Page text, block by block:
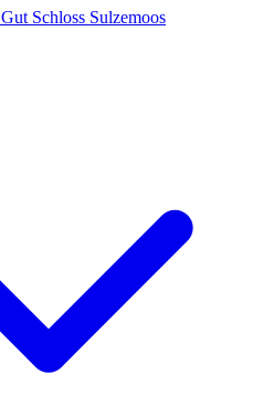
Gut Schloss Sulzemoos